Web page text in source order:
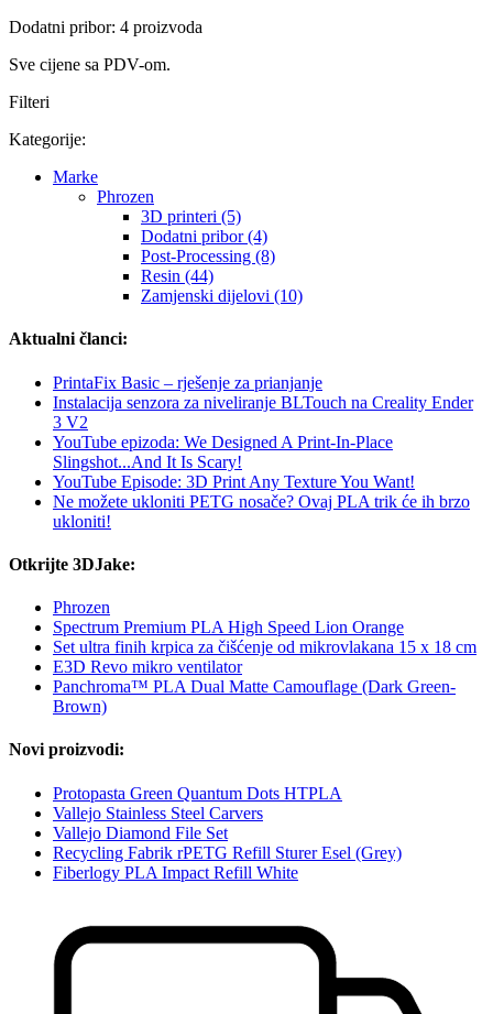
Dodatni pribor: 4 proizvoda
Sve cijene sa PDV-om.
Filteri
Kategorije:
Marke
Phrozen
3D printeri (5)
Dodatni pribor (4)
Post-Processing (8)
Resin (44)
Zamjenski dijelovi (10)
Aktualni članci:
PrintaFix Basic – rješenje za prianjanje
Instalacija senzora za niveliranje BLTouch na Creality Ender
3 V2
YouTube epizoda: We Designed A Print-In-Place
Slingshot...And It Is Scary!
YouTube Episode: 3D Print Any Texture You Want!
Ne možete ukloniti PETG nosače? Ovaj PLA trik će ih brzo
ukloniti!
Otkrijte 3DJake:
Phrozen
Spectrum Premium PLA High Speed Lion Orange
Set ultra finih krpica za čišćenje od mikrovlakana 15 x 18 cm
E3D Revo mikro ventilator
Panchroma™ PLA Dual Matte Camouflage (Dark Green-
Brown)
Novi proizvodi:
Protopasta Green Quantum Dots HTPLA
Vallejo Stainless Steel Carvers
Vallejo Diamond File Set
Recycling Fabrik rPETG Refill Sturer Esel (Grey)
Fiberlogy PLA Impact Refill White